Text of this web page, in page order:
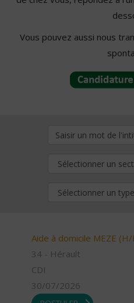
Vous pouvez aussi nous
Aide à domicile MEZE (H/
34 - Hérault
CDI
30/07/2026